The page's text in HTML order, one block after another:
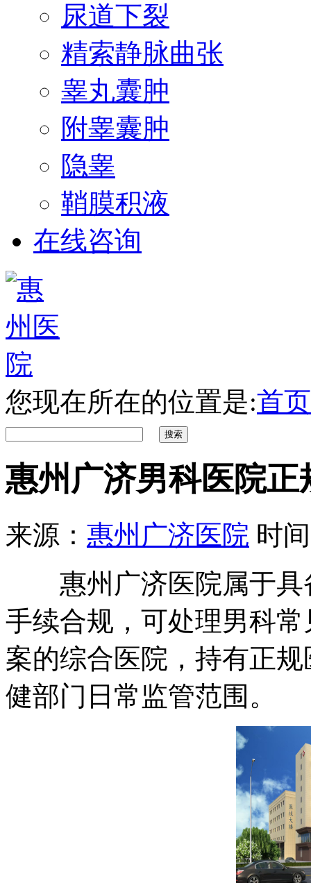
尿道下裂
精索静脉曲张
睾丸囊肿
附睾囊肿
隐睾
鞘膜积液
在线咨询
您现在所在的位置是:首页
惠州广济男科医院
来源： 惠州广济医院 时
惠州广济医院属于具
手续合规，可处理男科
案的综合医院，持有正
健部门日常监管范围。